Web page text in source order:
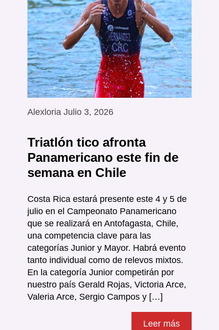
Alexloria Julio 3, 2026
Triatlón tico afronta
Panamericano este fin de
semana en Chile
Costa Rica estará presente este 4 y 5 de
julio en el Campeonato Panamericano
que se realizará en Antofagasta, Chile,
una competencia clave para las
categorías Junior y Mayor. Habrá evento
tanto individual como de relevos mixtos.
En la categoría Junior competirán por
nuestro país Gerald Rojas, Victoria Arce,
Valeria Arce, Sergio Campos y […]
Leer más